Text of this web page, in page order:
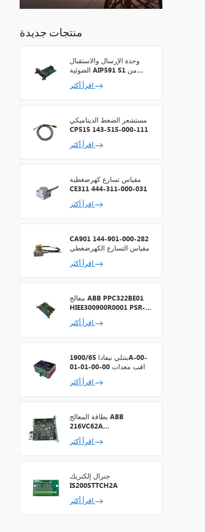
منتجات جديدة
وحدة الإرسال والاستقبال
الضوئية AIP591 S1 من
شركة يوكوجاوا لمكرر شبكة
V
مستشعر الضغط الديناميكي
CP515 143-515-000-111
مقياس تسارع كهرضغطية
CE311 444-311-000-031
CA901 144-901-000-282
مقياس التسارع الكهرضغطي
معالج ABB PPC322BE01
HIEE300900R0001 PSR-2
+ ناقل المجال
بنتلي نيفادا 1900/65A-00-
01-01-00-00 مراقب معدات
الأغراض العامة
بطاقة المعالج ABB
216VC62A
HESG324442R13
جنرال إلكتريك
IS200STTCH2A